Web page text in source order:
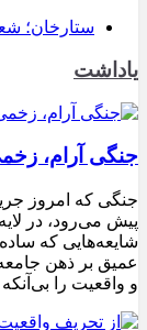
ستارخان؛
یاداشت
جنگی آرام،
جنگی که امروز
پیش می‌رود، در
شایعه‌هایی که
عمیق بر ذهن
و واقعیت را